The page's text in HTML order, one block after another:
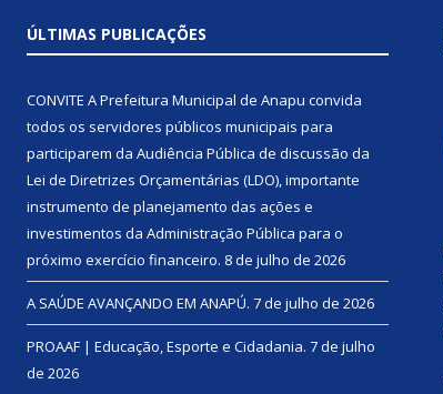
ÚLTIMAS PUBLICAÇÕES
CONVITE A Prefeitura Municipal de Anapu convida
todos os servidores públicos municipais para
participarem da Audiência Pública de discussão da
Lei de Diretrizes Orçamentárias (LDO), importante
instrumento de planejamento das ações e
investimentos da Administração Pública para o
próximo exercício financeiro. 8 de julho de 2026
A SAÚDE AVANÇANDO EM ANAPÚ. 7 de julho de 2026
PROAAF | Educação, Esporte e Cidadania. 7 de julho
de 2026